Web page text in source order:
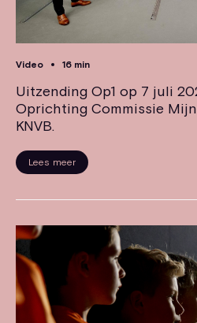
Video 16 min
Uitzending Op1 op 7 juli
Oprichting Commissie
KNVB.
Lees meer